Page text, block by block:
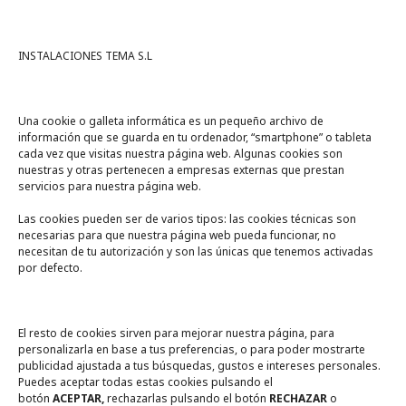
INSTALACIONES TEMA S.L
Una cookie o galleta informática es un pequeño archivo de
información que se guarda en tu ordenador, “smartphone” o tableta
cada vez que visitas nuestra página web. Algunas cookies son
nuestras y otras pertenecen a empresas externas que prestan
servicios para nuestra página web.
Las cookies pueden ser de varios tipos: las cookies técnicas son
necesarias para que nuestra página web pueda funcionar, no
necesitan de tu autorización y son las únicas que tenemos activadas
por defecto.
El resto de cookies sirven para mejorar nuestra página, para
personalizarla en base a tus preferencias, o para poder mostrarte
publicidad ajustada a tus búsquedas, gustos e intereses personales.
Puedes aceptar todas estas cookies pulsando el
botón ACEPTAR,rechazarlas pulsando el botón RECHAZARo
A un click
Tienda online Legal
Política de privacidad